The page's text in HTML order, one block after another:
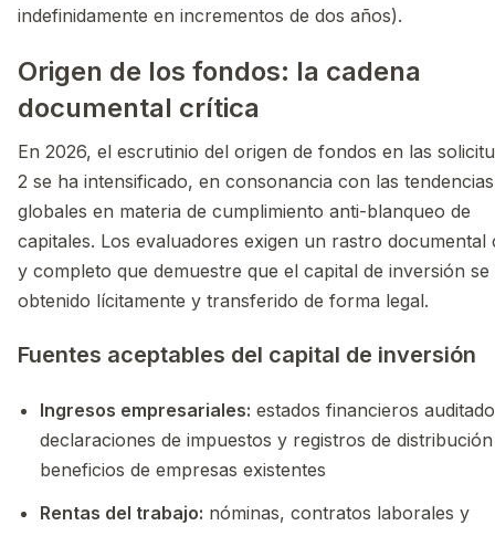
indefinidamente en incrementos de dos años).
Origen de los fondos: la cadena
documental crítica
En 2026, el escrutinio del origen de fondos en las
2 se ha intensificado, en consonancia con las tendencias
globales en materia de cumplimiento anti-blanqueo de
capitales. Los evaluadores exigen un rastro documental
y completo que demuestre que el capital de inversión se
obtenido lícitamente y transferido de forma legal.
Fuentes aceptables del capital de inversión
Ingresos empresariales: estados financieros
declaraciones de impuestos y registros de
beneficios de empresas existentes
Rentas del trabajo: nóminas, contratos laborales y